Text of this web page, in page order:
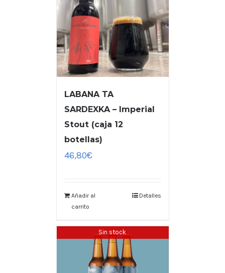
LABANA TA
SARDEXKA – Imperial
Stout (caja 12
botellas)
46,80€
Añadir al
carrito
Detalles
Sin stock